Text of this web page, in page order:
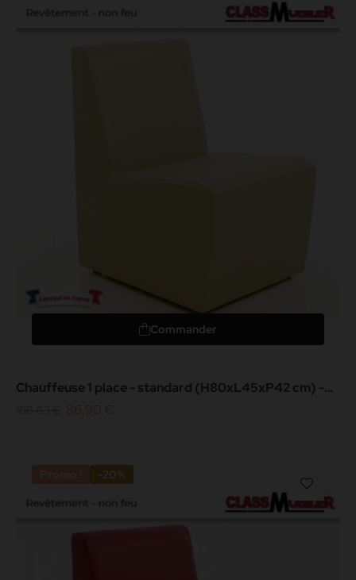
Commander
Chauffeuse 1 place - standard (H80xL45xP42 cm) -
simili cuir grainé...
86,90 €
-20%